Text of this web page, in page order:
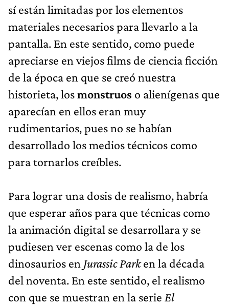
sí están limitadas por los elementos
materiales necesarios para llevarlo a la
pantalla. En este sentido, como puede
apreciarse en viejos films de ciencia ficción
de la época en que se creó nuestra
historieta, losmonstruos o alienígenas que
aparecían en ellos eran muy
rudimentarios, pues no se habían
desarrollado los medios técnicos como
para tornarlos creíbles.
Para lograr una dosis de realismo, habría
que esperar años para que técnicas como
la animación digital se desarrollara y se
pudiesen ver escenas como la de los
dinosaurios en Jurassic Parken la década
del noventa. En este sentido, el realismo
con que se muestran en la serie El